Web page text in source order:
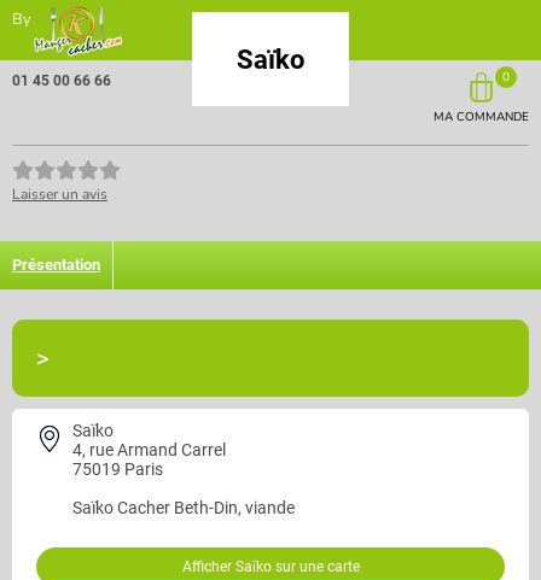
By
Saïko
01 45 00 66 66
MA COMMANDE
0
Laisser un avis
Présentation
>
Saïko
4, rue Armand Carrel
75019 Paris
SaïkoCacher Beth-Din, viande
Afficher Saïko sur une carte